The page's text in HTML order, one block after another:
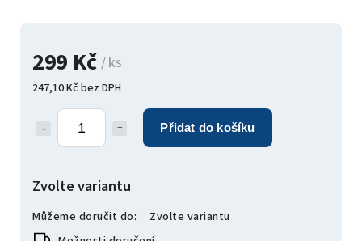
299 Kč / ks
247,10 Kč bez DPH
Přidat do košíku
Zvolte variantu
Můžeme doručit do:
Zvolte variantu